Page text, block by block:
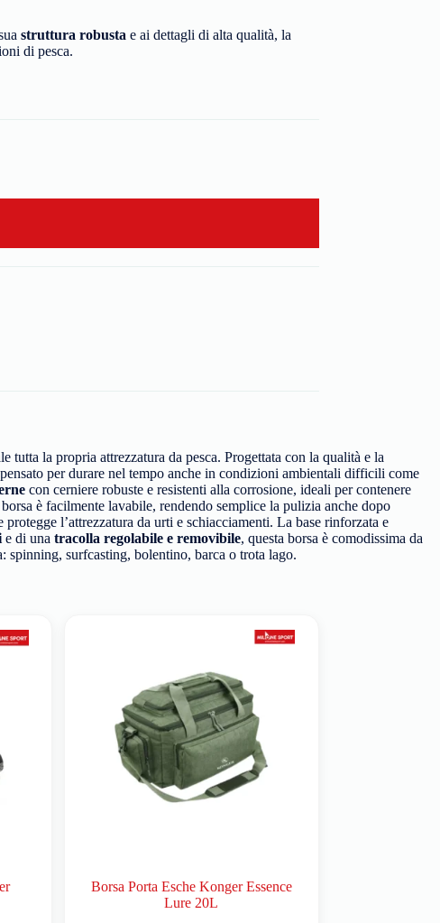
struttura robusta e ai dettagli di alta qualità, la
di pesca.
tutta la propria attrezzatura da pesca. Progettata con la qualità e la
per durare nel tempo anche in condizioni ambientali difficili come
con cerniere robuste e resistenti alla corrosione, ideali per contenere
è facilmente lavabile, rendendo semplice la pulizia anche dopo
protegge l’attrezzatura da urti e schiacciamenti. La base rinforzata e
e di una tracolla regolabile e removibile, questa borsa è comodissima da
spinning, surfcasting, bolentino, barca o trota lago.
Borsa Porta Esche Konger Essence
Lure 20L